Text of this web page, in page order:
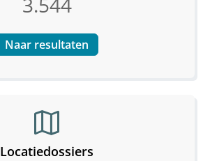
Naar resultaten
map
Locatiedossiers